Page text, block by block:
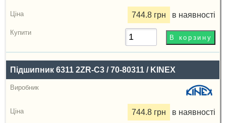
744.8 грн в наявності
Підшипник 6311 2ZR-C3 / 70-80311 / KINEX
744.8 грн в наявності